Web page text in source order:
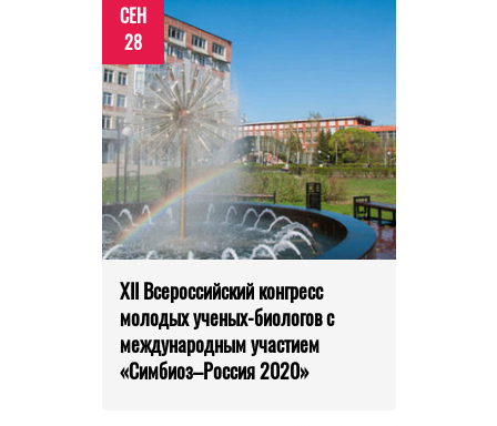
СЕН
28
XII Всероссийский конгресс
молодых ученых-биологов с
международным участием
«Симбиоз–Россия 2020»